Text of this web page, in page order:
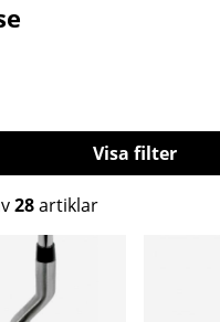
Filtrera
28artiklar